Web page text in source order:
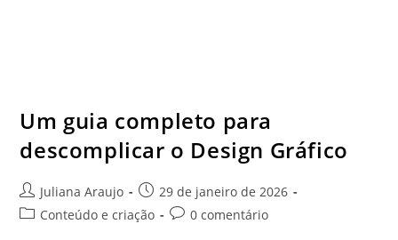
Um guia completo para
descomplicar o Design Gráfico
Juliana Araujo
29 de janeiro de 2026
Conteúdo e criação
0 comentário